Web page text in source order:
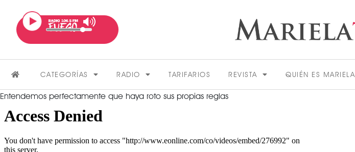
CATEGORÍAS RADIO TARIFARIOS REVISTA QUIÉN ES MARIELA
Entendemos perfectamente que haya roto sus propias reglas